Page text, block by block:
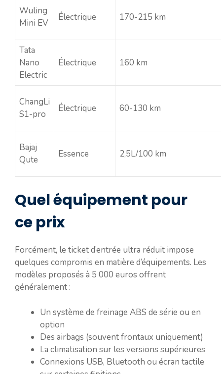
Wuling
Mini EV
Électrique 170-215 km
Tata
Nano
Electric
Électrique 160 km
ChangLi
S1-pro
Électrique 60-130 km
Bajaj
Qute
Essence 2,5L/100 km
Quel équipement pour
ce prix
Forcément, le ticket d’entrée ultra réduit impose
quelques compromis en matière d’équipements. Les
modèles proposés à 5 000 euros offrent
généralement :
Un système de freinage ABS de série ou en
option
Des airbags (souvent frontaux uniquement)
La climatisation sur les versions supérieures
Connexions USB, Bluetooth ou écran tactile